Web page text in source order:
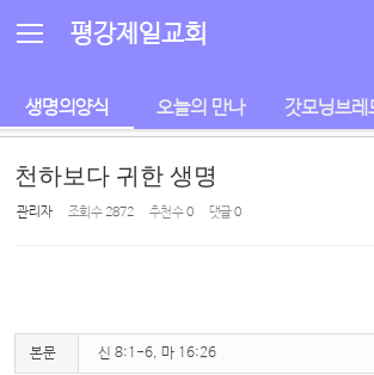
평강제일교회
생명의양식 오늘의 만나 갓모닝브레
천하보다 귀한 생명
관리자 조회 수2872 추천 수0 댓글0
본문 신 8:1-6, 마 16:26